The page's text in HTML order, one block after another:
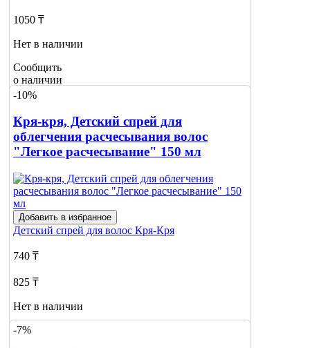
1050 ₸
Нет в наличии
Сообщить
о наличии
-10%
Кря-кря, Детский спрей для
облегчения расчесывания волос
"Легкое расчесывание" 150 мл
Добавить в избранное
Детский спрей для волос Кря-Кря
740 ₸
825 ₸
Нет в наличии
Сообщить
-7%